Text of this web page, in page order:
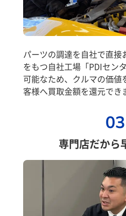
パーツの調達を自社で直接
をもつ自社工場「PDIセン
可能なため、クルマの価値
客様へ買取金額を還元でき
03
専門店だから